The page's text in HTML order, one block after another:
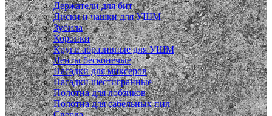
Держатели для бит
Диски и чашки для УШМ
Зубила
Коронки
Круги абразивные для УШМ
Ленты бесконечые
Насадки для миксеров
Насадки шестигранные
Полотна для лобзиков
Полотна для сабельных пил